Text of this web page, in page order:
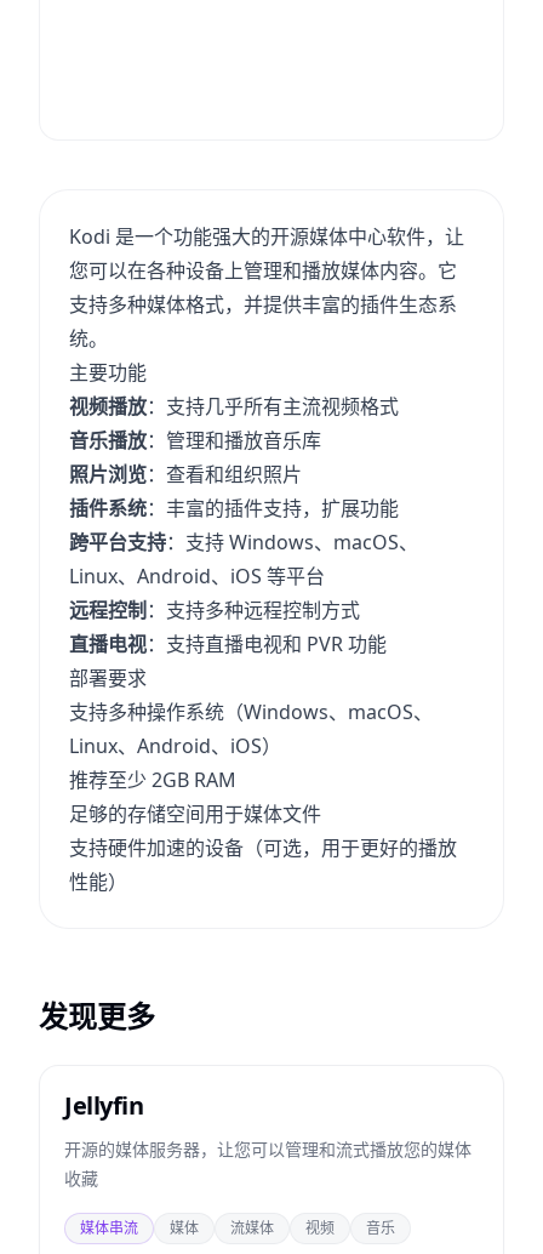
Kodi 是一个功能强大的开源媒体中心软件，让
您可以在各种设备上管理和播放媒体内容。它
支持多种媒体格式，并提供丰富的插件生态系
统。
主要功能
视频播放：支持几乎所有主流视频格式
音乐播放：管理和播放音乐库
照片浏览：查看和组织照片
插件系统：丰富的插件支持，扩展功能
跨平台支持：支持 Windows、macOS、
Linux、Android、iOS 等平台
远程控制 ：支持多种远程控制方式
直播电视：支持直播电视和 PVR 功能
部署要求
支持多种操作系统（Windows、macOS、
Linux、Android、iOS）
推荐至少 2GB RAM
足够的存储空间用于媒体文件
支持硬件加速的设备（可选，用于更好的播放
性能）
发现更多
Jellyfin
开源的媒体服务器，让您可以管理和流式播放您的媒体
收藏
媒体串流 媒体 流媒体 视频 音乐